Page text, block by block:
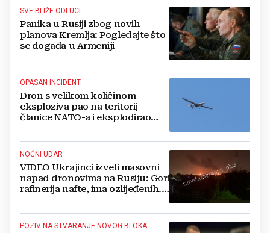
SVE BLIŽE ODLUCI
Panika u Rusiji zbog novih
planova Kremlja: Pogledajte što
se događa u Armeniji
OPASAN INCIDENT
Dron s velikom količinom
eksploziva pao na teritorij
članice NATO-a i eksplodirao
NOĆNI UDAR
VIDEO Ukrajinci izveli masovni
napad dronovima na Rusiju: Gori
rafinerija nafte, ima ozlijeđenih.
POZIV NA STVARANJE NOVOG BLOKA